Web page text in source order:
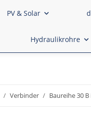
PV & Solar
Hydraulikrohre
Verbinder Baureihe 30